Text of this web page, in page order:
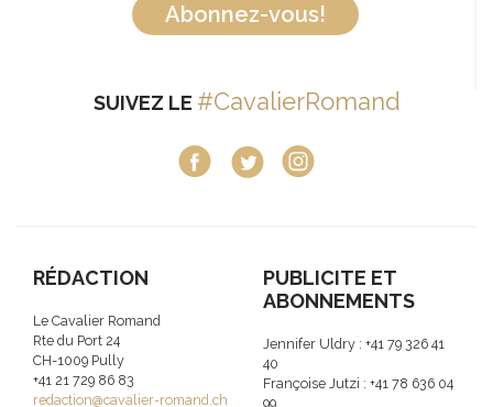
Abonnez-vous!
SUIVEZ LE #CavalierRomand
RÉDACTION
Le Cavalier Romand
Rte du Port 24
CH-1009 Pully
+41 21 729 86 83
redaction@cavalier-romand.ch
PUBLICITE ET
ABONNEMENTS
Jennifer Uldry : +41 79 326 41
40
Françoise Jutzi : +41 78 636 04
99